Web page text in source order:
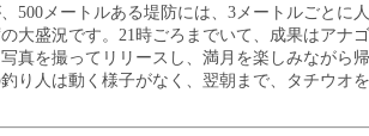
500メートルある堤防には、3メートルごとに人
大盛況です。21時ごろまでいて、成果はアナゴ
真を撮ってリリースし、満月を楽しみながら帰
り人は動く様子がなく、翌朝まで、タチウオを